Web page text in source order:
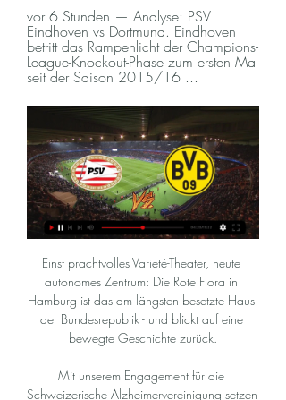
vor 6 Stunden — Analyse: PSV
Eindhoven vs Dortmund. Eindhoven
betritt das Rampenlicht der Champions-
League-Knockout-Phase zum ersten Mal
seit der Saison 2015/16 ...
Einst prachtvolles Varieté-Theater, heute autonomes Zentrum: Die Rote Flora in Hamburg ist das am längsten besetzte Haus der Bundesrepublik - und blickt auf eine bewegte Geschichte zurück.

Mit unserem Engagement für die Schweizerische Alzheimervereinigung setzen wir uns für ein besseres Leben von Menschen mit Demenz ein. Wir vergessen diejenigen nicht, die vergessen! Rund 700 000 Menschen in der Schweiz sind täglich mit Demenz (Alzheimer oder andere Formen der Erkrankung) konfrontiert, sei es im privaten oder beruflichen Umfeld.

Tooor für Fortuna Düsseldorf, 1:3 durch Kaan Ayhan Die Gäste erhöhen! Thommy schlägt einen Eckball von der rechten Seite vor den Fünfmeterraum. Toprak ist dort mit zwei Gegenspielern beschäftigt, einer davon ist Ayhan. Der Düsseldorfer schraubt sich hoch und köpft hart in …

[[[uhr]((((]] PSV Eindhoven gegen Dortmund im internet So se vor 2 Stunden — vor 6 Stunden — vor 6 Tagen — Borussia Dortmund startet in die K.o.-Runde der Champions League. Wie kann ich das Spiel gegen PSV Eindhoven ...

Deportivo Saprissa. Pérez Zeledón #2. 3 : 0 Ende #9. Veranstaltungen Übertragungen Aufstellungen. Keine Übertragungsdaten vorhanden für Vereinigte Staaten. Übertragungen Aufstellungen Statistiken. Mannschaft. A. Cruz (139883)

Neu-Ulm (dpa) – Die Basketballer von ratiopharm Ulm stehen kurz vor dem Gewinn der Bundesliga-Hauptrunde. Der Tabellenführer besiegte am Samstag die Frankfurt Skyliners mit 91:84 (46:35) und benötigt aus den verbleibenden zwei Spielen noch einen Sieg, um als Erster in die Playoffs zu gehen.

VfB Stuttgart, Hertha BSC , 2:1, 1. Bundesliga, Saison 2018/19, 15. Spieltag, Samstag, 15. Dezember 2018, Spielbericht, Spielvorschau, Torschützen, Aufstellungen.

Die Mannschaft von Fortuna Düsseldorf hat Europacup-Teilnehmer Eintracht Frankfurt einen großen Kampf geboten, verlor aber etwas unglücklich mit 0:3

Darunter fanden Sie die prognose verarbeitet durch unsere eigene Software und von Hand überprüft durch unsere Editoren des fußballspiel Witbank Spurs-Royal Eagles, Spiels der ligen Südafrika First League.Sogar Statistiken, Ränge, Nachrichten und Informationen über die Fußball-Liga Südafrika First League und es Teams Witbank Spurs und Royal Eagles.Die Vorhersage 1x2 oder unter/über.

Datum Uhrzeit Heim Heim Gast Gast Ergebnis; 14.09.2019: 19:30: EHC Lustenau: EHC vs : Rittner Buam: RIT: 4:5: 19.09.2019: 20:00: Rittner Buam: RIT: vs : Migross.

Cambuur vs MVV Maastricht Live-Ergebnis in der Liga Dutch League Playoffs. Wir präsentieren das Live-Ergebnis, Vorspielaufstellungen, Torschützen, Statistiken und die Ligatabelle.

29.8.2006 19:00 Linzer Stadion LASK Linz - Austria Wien Amateure wenn ich auf die LASK-Homepage schaue wird mir allerdings schlecht: da wird von einem PFLICHTSIEG gesprochen!??! gut, die Austria Amas sind zwar bis jetzt ziemlich unter die Räder gekommen, haben aber bei weitem nicht so schlecht gespielt wie der 11te Tabellenplatz den Anschein.

Kostenlose Pornovideos – Kada – Blondinen, Pornostars, Deutsche, Amateure, Hardcore-Porno – 507317. Exklusive Amateur-, Arsch-, schwarze Sexvideos auf ProPorn.

Mit GC Amicitia Zürich gastiert am Mittwoch (19.30 Uhr) eine Mannschaft in St. Gallen, welche – zusammen mit vier anderen Teams – um einen Platz in der Finalrunde kämpft. Eines der vier anderen Teams ist der TSV St. Otmar.

Der idyllische Gut Kaden Golf und Land Club in Alveslohe bei Hamburg bietet in parkähnlicher Landschaft 27 Golf Bahnen und ein Hotel direkt am Golfplatz.

Champions League | PSV Eindhoven - Borussia Dortmund vor 4 Stunden — Alle Live-Übertragungen · TV · HD-TV · Internet (Livestream) · (Web-)Radio · Smartphone / Tablet · Set-Top-Box / Stick / Konsole · Smart TV.

Arminia Bielefeld vs. SC Paderborn 16. August 2013 - 18.30 Uhr Am 4. Spieltag der 2. Liga steht das Westfalen-Derby zwischen Arminia Bielefeld und dem SC Paderborn an. Bisher lief die Saison für beide Vereine unterschiedlich: Während der Aufsteiger…

SK Sturm Graz STG 1-2 Wolfsberger WOL 21 Apr, 2019 Bundesliga de Austria SK Sturm Graz STG 3-0 Wolfsberger WOL 2 Dec, 2018 Bundesliga de Austria Wolfsberger WOL 1-1 SK Sturm Graz STG 25 Aug, 2018 Bundesliga de Austria Wolfsberger WOL 2-1 SK Sturm Graz STG 21 Apr, 2018 Bundesliga de Austria

Hier können Sie sich über Ihren Klub informieren. Die aktuellen News, den Kader und die Resultate von SpVgg Unterhaching finden Sie hier. Außerdem sehen Sie an dieser Stelle das Neueste vom.

Fussball-Vereine Klein St. Paul - sichten Sie alle Firmen und Unternehmen mit Adresse, Telefonnummer und ★ Bewertungen. Das Stadtbranchenbuch für Klein St. Paul zeigt Ihnen aktuell ᐅ 100 Einträge.

In der Gruppenphase spielt man gegen den Gastgeber, den SC Hessen Dreieich, den EFC Kronberg, den KSV Hessen Kassel und den 1.FC Kaiserslautern. Mit von per Partie sind u.a. noch der Karlsruher SC, der SV Darmstadt 98, Kickers Offenbach, der 1.FSV Mainz 05, der SV Wehen-Wiesbaden, Viktoria Aschaffenburg und Titelverteidiger Eintracht Frankfurt.

Mit seiner "Petite"-Linie richtet sich Asos an Frauen ab einer Körpergröße von unter 1,62 Meter. Auch in kleinen Größen schwer zu findende Teile wie Jumpsuits und Maxikleider kann man hier kaufen. Außerdem erhältlich: trendy Schwangerschaftsmode – und weitere Artikel von Labels wie New Look

Frauen-Fußball besiegt Junioren: Mit 5,98 Mio. zu 4,92 Mio. Zuschauern setzte sich die Übertragung der Frauen-WM am Montag gegen die U21, in der durchaus bekannte Bundesliga-Spieler dabei sind.

PSV Eindhoven vs. BVB: Übertragung der Champions League vor 3 Stunden — Borussia Dortmund trifft im Achtelfinal-Hinspiel der Champions League auf die PSV Eindhoven. So verfolgt ihr die Partie live im TV, ...

Beobachten Sie im Zoo Zürich über 370 Tierarten in naturnahen Lebensräumen wie dem Masoala Regenwald und dem Kaeng Krachan Elefantenpark und lernen Sie dabei, wie Sie ihre Lebensräume schützen können.

Stjernen Hockey gegen Frisk Asker Live-Ticker (und kostenlos Übertragung Video Live-Stream sehen im Internet) startet am 10.10.2019. um 16:30 (UTC Zeitzone) in GET-ligaen, Norway.

[FERNSEHER@] PSV Eindhoven gegen BVB im internet vor 25 Minuten — [FERNSEHER@] PSV Eindhoven gegen BVB im internet Borussia Dortmund im TV und Livestream: Spiel HIER live - 20.02.2024 vor 9 Stunden — PSV ...

Dachverband der Schweizer Bio-Produzenten mit der Marke «Knospe». Die Richtlinien umfassen artgerechte Tierhaltung, Verzicht auf Chemie, Gentechnik…

TV-Briefing für Medienmacher: Das U21-Finale Deutschland gegen Spanien. Von wegen Sommerpause – es sind die Fußball-stressigsten Wochen des Jahres. Nur einen Tag nach dem Confed-Cup.

Florian Heister letztes Spiel für SSV Jahn Regensburg war gegen Hamburger SV in der 2. Bundesliga und endete mit den Ergebnis 2 - 2( Die Partie endete unentschieden). Mehr anzeigen Das nächste Spiel von SSV Jahn Regensburg findet am Oct 06, 2019 gegen Holstein Kiel in der 2. Bundesliga statt. Wenn sich Florian Heister in der Aufstellung von.

Winterthur (Cup), Breitenrain und Schötz werden darüber Aufschluss geben. Alles lief gegen Baden Beim 0:0 gegen Wangen bei Olten warf Sinardo seinem Team eine ge-wisse Nonchalance, ja sogar Arro-ganz vor. Gegen Old Boys war das an-ders. Die Mannschaft wollte den 600 Zuschauern etwas zeigen, kämpfte, rackerte und bäumte sich mit Fort-

2019-10-7 · Von der Einteilung wird gefordert, daß dieselbe vollständig sei, und dazu gehört ein Prinzip oder Einteilungsgrund, welcher so beschaffen ist, daß die darauf begründete Einteilung den ganzen Umfang des durch die Definition im allgemeinen bezeichneten Gebiets.

Kaufhäuser und Warenhäuser Kalsdorf bei Graz - sichten Sie alle Firmen und Unternehmen mit Adresse, Telefonnummer und ★ Bewertungen. Das Stadtbranchenbuch für Kalsdorf bei …

tu es faché contre moi en anglais kreuzworträtsel hilfe verlangen Finnish Government adjutantinkatu 5 mäkkylä; şehzade mustafa'nın kılıç kuşanma töreni sözleri The Finnish Government comprises 12 ministries, each responsible for the preparation of matters …

Alba Berlin hat zum achten Mal den Pokal der Basketball-Bundesliga gewonnen. Die Berliner setzten sich am 30. März 2014 im Endspiel des Top Four gegen Gastgeber ratiopharm Ulm mit 86:80 (45:41) durch und verteidigten in der Neuauflage des Vorjahres-Finales ihren Titel.

BVB heute live im Free-TV: Wer zeigt / überträgt PSV vor 3 Stunden — BVB heute live im Free-TV: Wer zeigt / überträgt PSV Eindhoven vs. Borussia Dortmund im Champions League Achtelfinale im TV und Livestream?

Die Handball Ergebnisse der Spiele vom 23.9.2018 aus den Ligen & Turnieren. Alle der vorhandenen Handball Ergebnisse und Spieldetails sind nach Spieltermin bzw.

PSV Eindhoven gegen Borussia Dortmund kostenlos sehen vor 19 Stunden — Champions League: PSV Eindhoven – Borussia Dortmund live im TV und Stream. Eindoven gegen Dortmund live sehen. Am Dienstag, den 20. Februar 2024 ...

Die Monstranz mit der Reliquie des St. Magnus, deren Raub Kluftinger (Herbert Knaup) als junger Polizist (Julian Hackenberg) nicht verhindern konnte, kehrt endlich in die Heimat zurück. Dass Lodenbacher (Hubert Mulzer) ausgerechnet Maier (Johannes Allmayer) damit beauftragt, bei der Ausstellungseröffnung für die Sicherheit des Allgäuer.

Beste Hotels in Chemnitz bei TripAdvisor: Finden Sie 3.837 Bewertungen von Reisenden, authentische Reisefotos und Top-Angebote für 67 Hotels in Chemnitz, Deutschland.

PSV Eindhoven gegen Borussia Dortmund im streaming PSV vor 1 Stunde — PSV Eindhoven gegen Borussia Dortmund im streaming PSV Eindhoven gegen Borussia Dortmund | Alle Spiele 20/02/2024 Streamen vor 8 Stunden ...

Borussia Dortmund ) ab 15 Uhr über den BVB-Ticketshop online erhältlich. Mehr erfahren · News Am Dienstag spielt Borussia Dortmund bei der PSV Eindhoven. Anstoß ist um 21 ...

Borussia Dortmund im TV und Livestream: Spiel HIER live - vor 3 Tagen — PSV Eindhoven – Borussia Dortmund im TV und Livestream: Hier siehst du das Spiel live. Felix Strerath von Felix Strerath 17.02.2024 - 18:33 Uhr ...

DEUTSCHE Pornos auf DEINESEXFIL